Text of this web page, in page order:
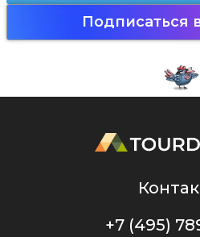
Подписаться
+7 (495)